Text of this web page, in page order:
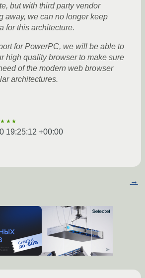
but with third party vendor
away, we can no longer keep
for this architecture.
for PowerPC, we will be able to
high quality browser to make sure
of the modern web browser
architectures.
19:25:12 +00:00
→